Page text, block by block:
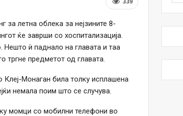
339
летна облека за нејзините 8-
ќе заврши со хоспитализација.
Нешто ѝ паднало на главата и таа
тргне предметот од главата.
Монаган била толку исплашена
немала поим што се случува.
момци со мобилни телефони во